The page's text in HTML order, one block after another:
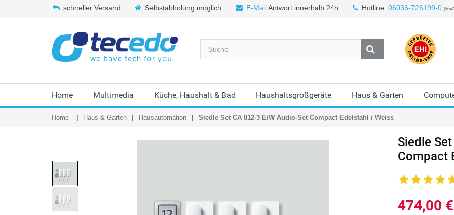
schneller Versand Selbstabholung möglich E-MailAntwort innerhalb 24h Hotline: 06036-726199-0 (Mo-
Home Multimedia Küche, Haushalt & Bad Haushaltsgroßgeräte Haus & Garten
Home Haus & Garten Hausautomation Siedle Set CA 812-3 E/W Audio-Set Compact Edelstahl / Weiss
Siedle
Compact
474,00 €